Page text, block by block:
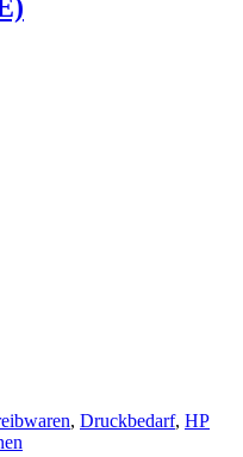
, Druckbedarf, HP